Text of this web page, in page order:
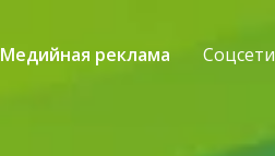
Медийная реклама Соцсети